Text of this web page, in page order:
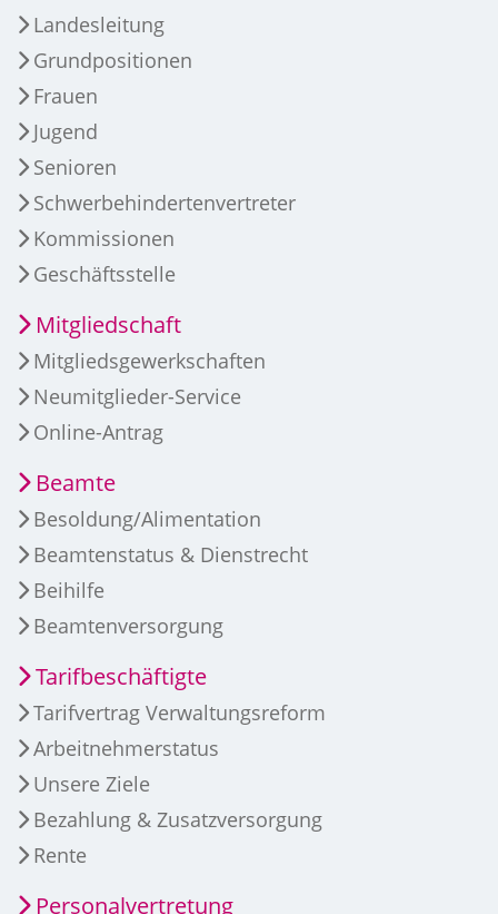
Landesleitung
Grundpositionen
Frauen
Jugend
Senioren
Schwerbehindertenvertreter
Kommissionen
Geschäftsstelle
Mitgliedschaft
Mitgliedsgewerkschaften
Neumitglieder-Service
Online-Antrag
Beamte
Besoldung/Alimentation
Beamtenstatus & Dienstrecht
Beihilfe
Beamtenversorgung
Tarifbeschäftigte
Tarifvertrag Verwaltungsreform
Arbeitnehmerstatus
Unsere Ziele
Bezahlung & Zusatzversorgung
Rente
Personalvertretung